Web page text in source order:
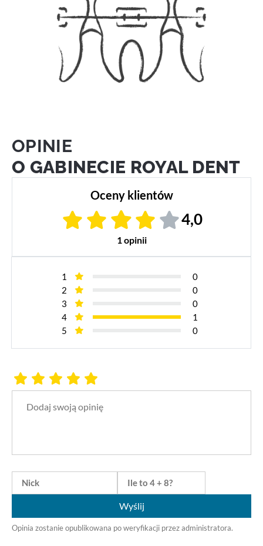
OPINIE
O GABINECIE ROYAL DENT
Oceny klientów
4,0
1 opinii
1
0
2
0
3
0
4
1
5
0
Wyślij
Opinia zostanie opublikowana po weryfikacji przez administratora.